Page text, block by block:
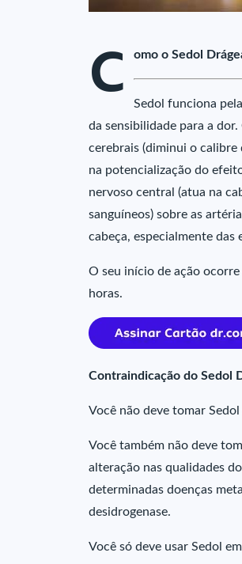
C omo o Sedol
Sedol funciona
da sensibilidade para a
cerebrais (diminui o calibre
na potencialização do
nervoso central (atua na
sanguíneos) sobre as
cabeça, especialmente das
O seu início de ação
horas.
Contraindicação do Sedol
Você não deve tomar
Você também não deve
alteração nas qualidades
determinadas doenças
desidrogenase.
Você só deve usar Sedol